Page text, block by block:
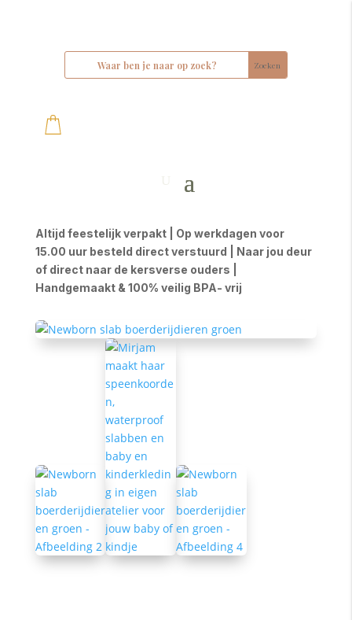
Altijd feestelijk verpakt | Op werkdagen voor
15.00 uur besteld direct verstuurd | Naar jou deur
of direct naar de kersverse ouders |
Handgemaakt & 100% veilig BPA- vrij